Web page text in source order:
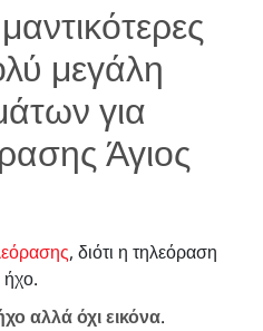
μεγάλη
για
Άγιος
, διότι η τηλεόραση
ήχο.
αλλά όχι εικόνα.